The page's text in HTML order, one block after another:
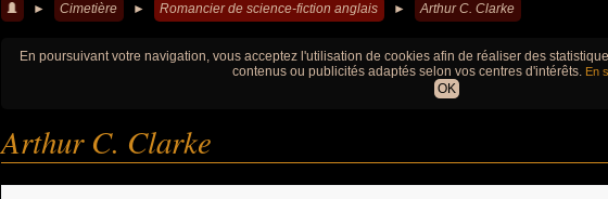
► Cimetière ► Romancier de science-fiction anglais ► Arthur C. Clarke
En poursuivant votre navigation, vous acceptez l'utilisation de cookies afin de réaliser des
contenus ou publicités adaptés selon vos centres d'intérêts. En
OK
Arthur C. Clarke